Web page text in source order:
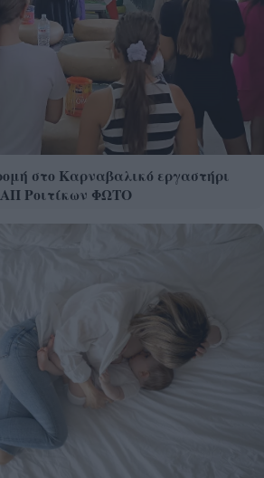
στο Καρναβαλικό εργαστήρι
Ροιτίκων ΦΩΤΟ